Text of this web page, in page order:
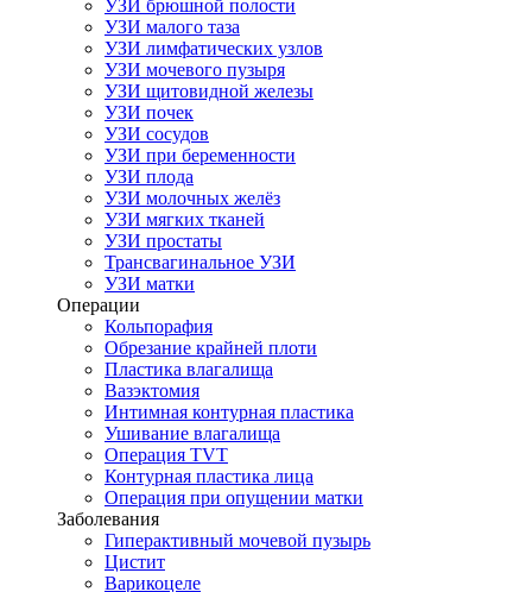
УЗИ брюшной полости
УЗИ малого таза
УЗИ лимфатических узлов
УЗИ мочевого пузыря
УЗИ щитовидной железы
УЗИ почек
УЗИ сосудов
УЗИ при беременности
УЗИ плода
УЗИ молочных желёз
УЗИ мягких тканей
УЗИ простаты
Трансвагинальное УЗИ
УЗИ матки
Операции
Кольпорафия
Обрезание крайней плоти
Пластика влагалища
Вазэктомия
Интимная контурная пластика
Ушивание влагалища
Операция TVT
Контурная пластика лица
Операция при опущении матки
Заболевания
Гиперактивный мочевой пузырь
Цистит
Варикоцеле